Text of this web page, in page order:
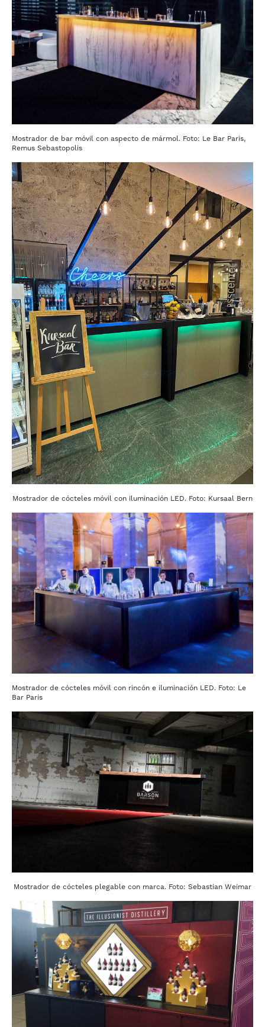
Mostrador de bar móvil con aspecto de mármol. Foto: Le Bar Paris,
Remus Sebastopolis
Mostrador de cócteles móvil con iluminación LED. Foto: Kursaal Bern
Mostrador de cócteles móvil con rincón e iluminación LED. Foto: Le
Bar Paris
Mostrador de cócteles plegable con marca. Foto: Sebastian Weimar